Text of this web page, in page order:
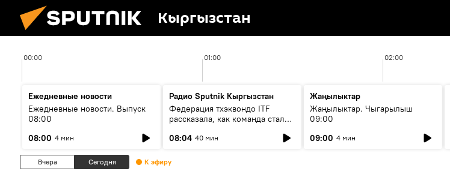
Кыргызстан
00:00 01:00 02:00
Ежедневные новости
Ежедневные новости. Выпуск
08:00
08:00 4 мин
Радио Sputnik Кыргызстан
Федерация тхэквондо ITF
рассказала, как команда стала
08:04 40 мин
Жаңылыктар
Жаңылыктар. Чыгарылыш
09:00
09:00 4 мин
Вчера Сегодня К эфиру